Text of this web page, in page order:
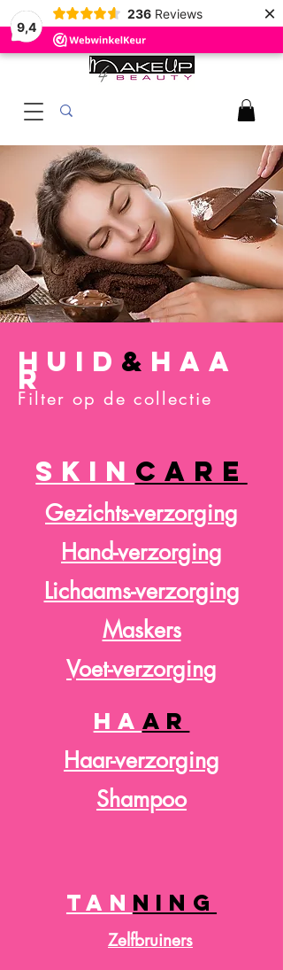
9,4
236 Reviews ×
HUID & HAA
R
Filter op de collectie
SKIN CARE
Gezichts-verzorging
Hand-verzorging
Lichaams-verzorging
Maskers
Voet-verzorging
HA AR
Haar-verzorging
Shampoo
TAN NING
Zelfbruiners